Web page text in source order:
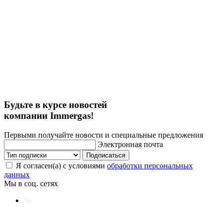
Будьте в курсе новостей
компании Immergas!
Первыми получайте новости и специальные предложения
Электронная почта
Подписаться
Я согласен(а) с условиями обработки персональных
данных
Мы в соц. сетях